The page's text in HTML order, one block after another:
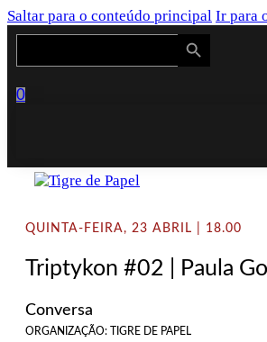
Saltar para o conteúdo principal Ir para
Search
Search Button
0
QUINTA-FEIRA, 23 ABRIL | 18.00
Triptykon #02 | Paula
Conversa
ORGANIZAÇÃO: TIGRE DE PAPEL